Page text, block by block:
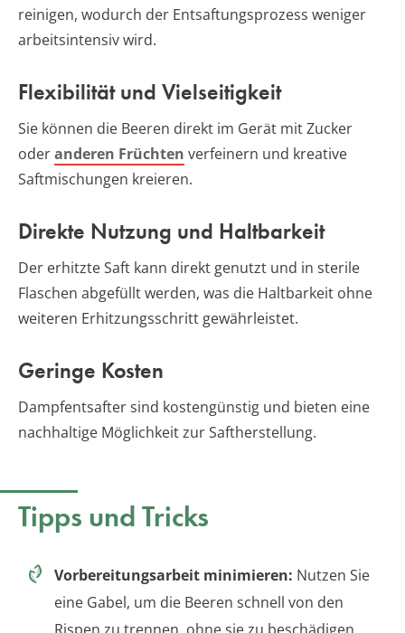
reinigen, wodurch der Entsaftungsprozess weniger
arbeitsintensiv wird.
Flexibilität und Vielseitigkeit
Sie können die Beeren direkt im Gerät mit Zucker
oderanderen Früchten verfeinern und kreative
Saftmischungen kreieren.
Direkte Nutzung und Haltbarkeit
Der erhitzte Saft kann direkt genutzt und in sterile
Flaschen abgefüllt werden, was die Haltbarkeit ohne
weiteren Erhitzungsschritt gewährleistet.
Geringe Kosten
Dampfentsafter sind kostengünstig und bieten eine
nachhaltige Möglichkeit zur Saftherstellung.
Tipps und Tricks
Vorbereitungsarbeit minimieren: Nutzen Sie
eine Gabel, um die Beeren schnell von den